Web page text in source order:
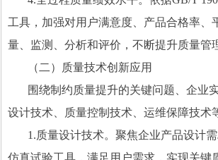
工具，加强对用户满意度、产品合格率
量、监测、分析和评价，不断提升质量管
（二）质量技术创新应用
围绕制约质量提升的关键问题、企业
设计技术、质量控制技术、运维保障技术
1.质量设计技术。聚焦企业产品设计
仿真试验工具，满足用户需求，实现关键